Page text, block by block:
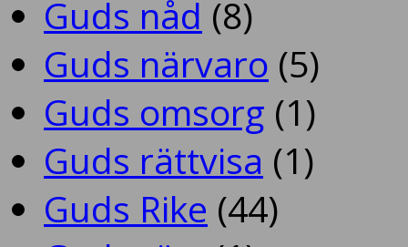
Guds nåd (8)
Guds närvaro (5)
Guds omsorg (1)
Guds rättvisa (1)
Guds Rike (44)